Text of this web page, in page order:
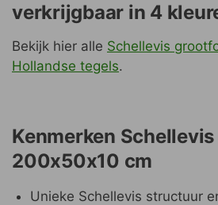
verkrijgbaar in 4
Bekijk hier alle Schellevis
Hollandse tegels.
Kenmerken
200x50x10 cm
Unieke Schellevis structuur